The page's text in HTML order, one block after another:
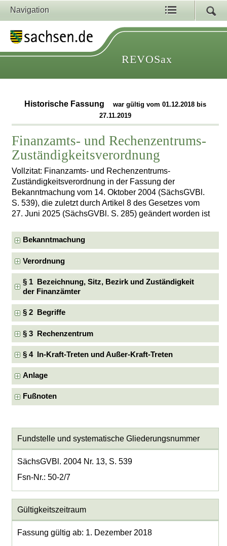
Navigation
REVOSax
Historische Fassung
war gültig vom 01.12.2018 bis
27.11.2019
Finanzamts- und Rechenzentrums-
Zuständigkeitsverordnung
Vollzitat: Finanzamts- und Rechenzentrums-
Zuständigkeitsverordnung in der Fassung der
Bekanntmachung vom 14. Oktober 2004 (SächsGVBl.
S. 539), die zuletzt durch Artikel 8 des Gesetzes vom
27. Juni 2025 (SächsGVBl. S. 285) geändert worden ist
Bekanntmachung
Verordnung
§ 1 Bezeichnung, Sitz, Bezirk und Zuständigkeit
der Finanzämter
§ 2 Begriffe
§ 3 Rechenzentrum
§ 4 In-Kraft-Treten und Außer-Kraft-Treten
Anlage
Fußnoten
Fundstelle und systematische Gliederungsnummer
SächsGVBl. 2004 Nr. 13, S. 539
Fsn-Nr.: 50-2/7
Gültigkeitszeitraum
Fassung gültig ab: 1. Dezember 2018